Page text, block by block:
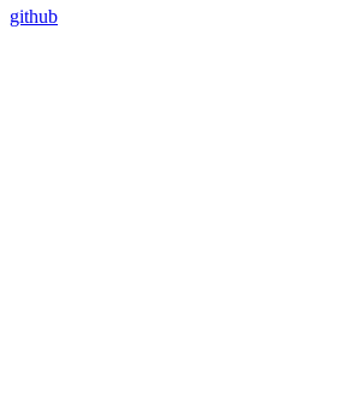
github